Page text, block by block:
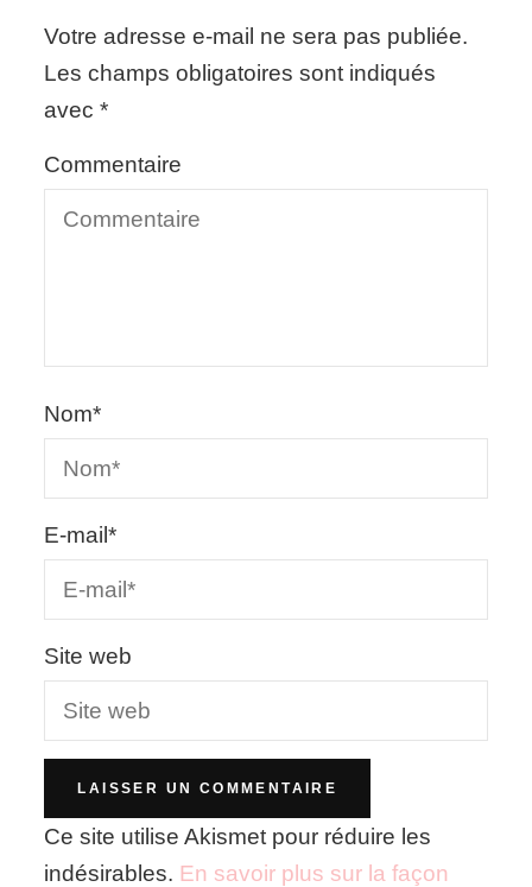
Votre adresse e-mail ne sera pas publiée.
Les champs obligatoires sont indiqués
avec*
Commentaire
Nom*
E-mail*
Site web
Ce site utilise Akismet pour réduire les
indésirables. En savoir plus sur la façon